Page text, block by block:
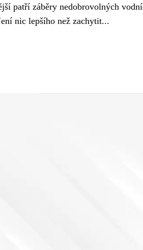
patří záběry nedobrovolných
nic lepšího než zachytit...